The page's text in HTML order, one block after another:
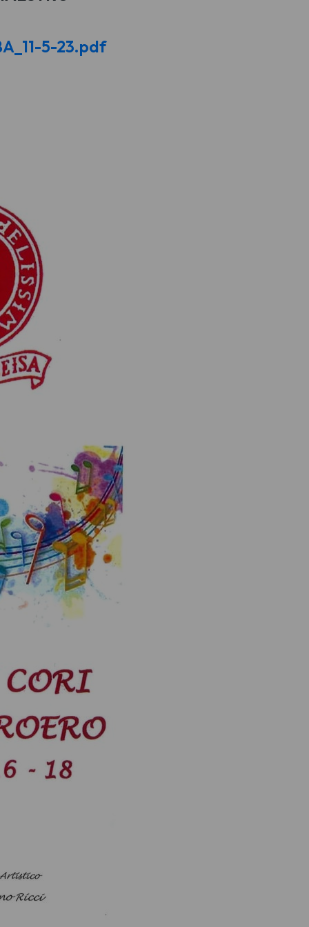
5-23.pdf